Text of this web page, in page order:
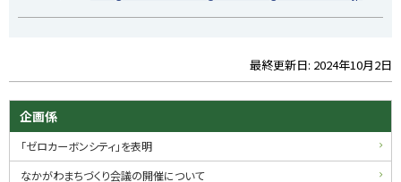
ッ
に
最終更新日: 2024年10月2日
サ
イ
ド
企画係
「ゼロカーボンシティ」を表明
なかがわまちづくり会議の開催について